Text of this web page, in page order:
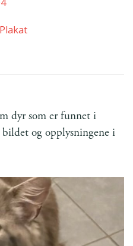
Plakat
dyr som er funnet i
og opplysningene i